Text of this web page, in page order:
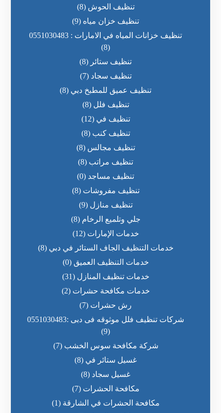
تنظيف الحوش (8)
تنظيف خزان مياه (9)
تنظيف خزانات المياه في الامارات : 0551030483
(8)
تنظيف ستائر (8)
تنظيف سجاد (7)
تنظيف عميق للمطبخ دبي (8)
تنظيف فلل (8)
تنظيف في (12)
تنظيف كنب (8)
تنظيف مجالس (8)
تنظيف مراتب (8)
تنظيف مساجد (0)
تنظيف مفروشات (8)
تنظيف منازل (9)
جلي وتلميع الرخام (8)
خدمات الإمارات (12)
خدمات التنظيف الجاف الستائر في دبي (8)
خدمات التنظيف العميق (0)
خدمات تنظيف المنازل (31)
خدمات مكافحة حشرات (2)
رش حشرات (7)
شركات تنظيف فلل موثوقه فى دبى :0551030483
(9)
شركة مكافحة سوس الخشب (7)
غسيل ستائر في (8)
غسيل سجاد (8)
مكافحة الحشرات (7)
مكافحة الحشرات في الشارقة (1)